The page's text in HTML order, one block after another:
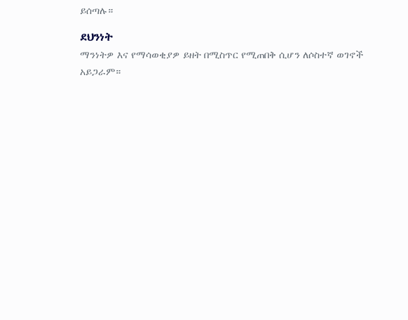
ይሰጣሉ።
ደህንነት
ማንነትዎ እና የማሳወቂያዎ ይዘት በሚስጥር የሚጠበቅ ሲሆን ለሶስተኛ ወገኖች
አይጋራም።